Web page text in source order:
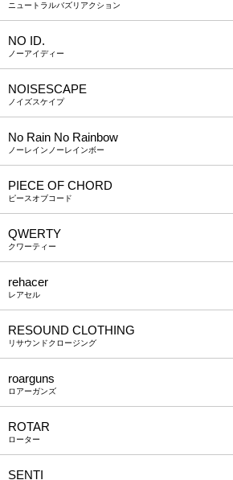
ニュートラルバズリアクション
NO ID.
ノーアイディー
NOISESCAPE
ノイズスケイプ
No Rain No Rainbow
ノーレインノーレインボー
PIECE OF CHORD
ピースオブコード
QWERTY
クワーティー
rehacer
レアセル
RESOUND CLOTHING
リサウンドクロージング
roarguns
ロアーガンズ
ROTAR
ローター
SENTI